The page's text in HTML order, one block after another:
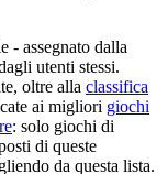
- assegnato dalla
utenti stessi.
oltre alla classifica
ai migliori giochi
: solo giochi di
di queste
da questa lista.